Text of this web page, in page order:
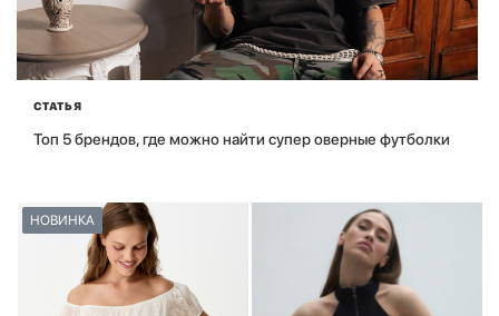
СТАТЬЯ
Топ 5 брендов, где можно найти супер оверные футболки
НОВИНКА